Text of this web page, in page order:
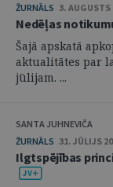
ŽURNĀLS 3.
Nedēļas
Šajā apskatā
aktualitātes par
jūlijam. ...
SANTA JUHNEVIČA
ŽURNĀLS 31. JŪLIJS
Ilgtspējības